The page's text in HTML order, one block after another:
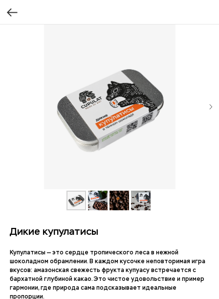
Дикие купулатисы
Купулатисы — это сердце тропического леса в нежной
шоколадном обрамлении. В каждом кусочке неповторимая игра
вкусов: амазонская свежесть фрукта купуасу встречается с
бархатной глубиной какао. Это чистое удовольствие и пример
гармонии, где природа сама подсказывает идеальные
пропорции.